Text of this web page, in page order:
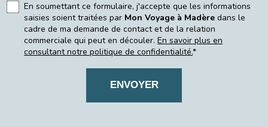
En soumettant ce formulaire, j'accepte que les informations
saisies soient traitées par Mon Voyage à Madère dans le
cadre de ma demande de contact et de la relation
commerciale qui peut en découler.En savoir plus en
consultant notre politique de confidentialité.*